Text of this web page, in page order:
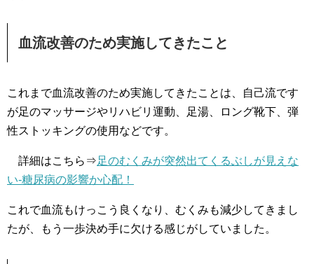
血流改善のため実施してきたこと
これまで血流改善のため実施してきたことは、自己流です
が足のマッサージやリハビリ運動、足湯、ロング靴下、弾
性ストッキングの使用などです。
詳細はこちら⇒足のむくみが突然出てくるぶしが見えな
い-糖尿病の影響か心配！
これで血流もけっこう良くなり、むくみも減少してきまし
たが、もう一歩決め手に欠ける感じがしていました。